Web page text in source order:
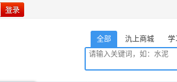
全部 氿上商城 学